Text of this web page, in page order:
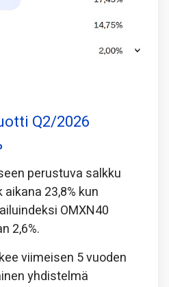
Q2/2026
perustuva salkku
23,8% kun
OMXN40
2,6%.
viimeisen 5 vuoden
yhdistelmä